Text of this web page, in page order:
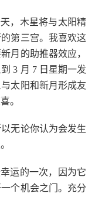
，木星将与太阳精
第三宫。我喜欢这
月的助推器效应，
3 月 7 日星期一发
太阳和新月形成友
。
无论你认为会发生
运的一次，因为它
个机会之门。充分